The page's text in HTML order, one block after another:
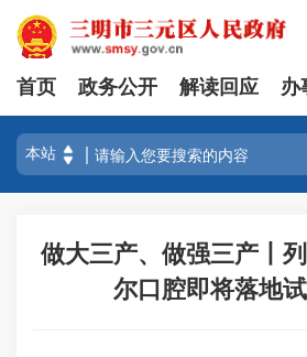
首页 政务公开 解读回应 办
做大三产、做强三产丨
尔口腔即将落地试